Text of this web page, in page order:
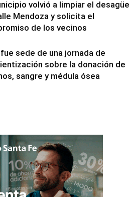
volvió a limpiar el desagüe
Mendoza y solicita el
de los vecinos
sede de una jornada de
sobre la donación de
sangre y médula ósea